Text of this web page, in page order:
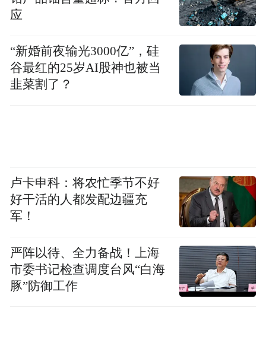
类：黑唐
用料：黑墨、纯金作者：省级工艺美术大师
索南先生）
东方润影一直以来的追求。此次，东方润影
与北京宗喀文化牵手，将全面提升热贡文化
在内地乃至世界的影响力，使得宝贵的文化
遗产真正地"活"起来，传下去。
应
“新婚前夜输光3000亿”，硅
谷最红的25岁AI股神也被当
韭菜割了？
卢卡申科：将农忙季节不好
好干活的人都发配边疆充
军！
严阵以待、全力备战！上海
市委书记检查调度台风“白海
豚”防御工作